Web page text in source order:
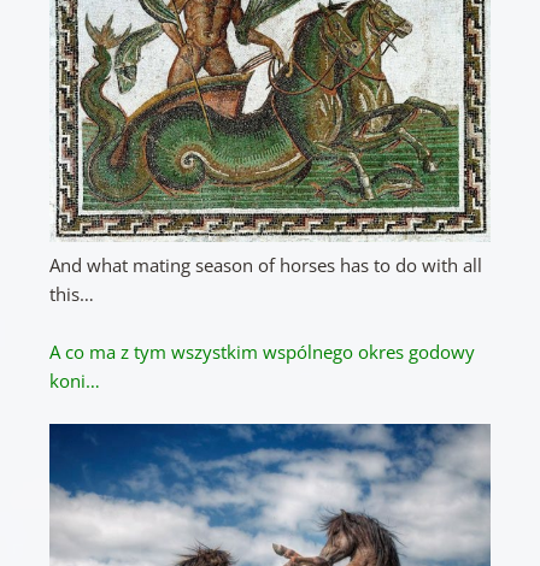
And what mating season of horses has to do with all
this…
A co ma z tym wszystkim wspólnego okres godowy
koni…